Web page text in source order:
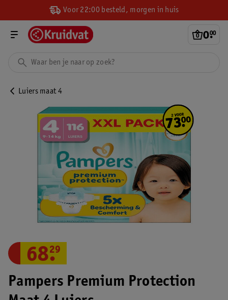
Voor 22:00 besteld, morgen in huis
0.
00
Luiers maat 4
Pampers Premium Protection
68.
29